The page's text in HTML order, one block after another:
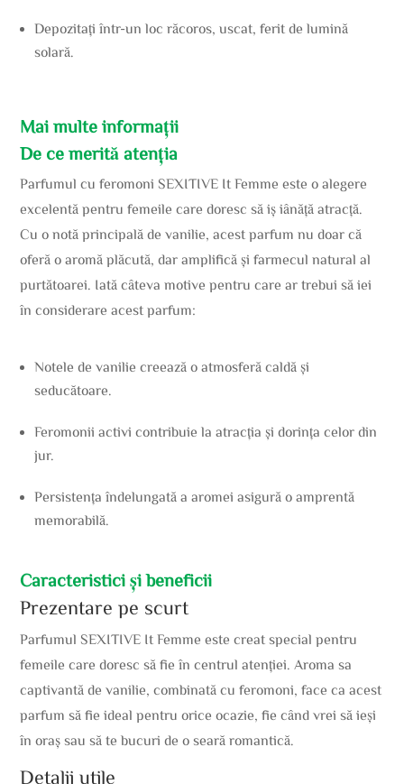
Depozitați într-un loc răcoros, uscat, ferit de lumină
solară.
Mai multe informații
De ce merită atenția
Parfumul cu feromoni SEXITIVE It Femme este o alegere
excelentă pentru femeile care doresc să iş iânăță atracță.
Cu o notă principală de vanilie, acest parfum nu doar că
oferă o aromă plăcută, dar amplifică și farmecul natural al
purtătoarei. Iată câteva motive pentru care ar trebui să iei
în considerare acest parfum:
Notele de vanilie creează o atmosferă caldă și
seducătoare.
Feromonii activi contribuie la atracția și dorința celor din
jur.
Persistența îndelungată a aromei asigură o amprentă
memorabilă.
Caracteristici și beneficii
Prezentare pe scurt
Parfumul SEXITIVE It Femme este creat special pentru
femeile care doresc să fie în centrul atenției. Aroma sa
captivantă de vanilie, combinată cu feromoni, face ca acest
parfum să fie ideal pentru orice ocazie, fie când vrei să ieși
în oraș sau să te bucuri de o seară romantică.
Detalii utile